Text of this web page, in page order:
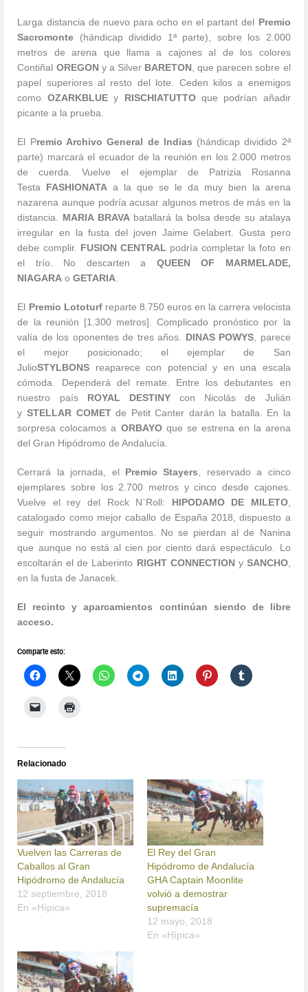
Larga distancia de nuevo para ocho en el partant del Premio
Sacromonte (hándicap dividido 1ª parte), sobre los 2.000
metros de arena que llama a cajones al de los colores
Contiñal OREGON y a Silver BARETON , que parecen sobre el
papel superiores al resto del lote. Ceden kilos a enemigos
como OZARKBLUEy RISCHIATUTTOque podrían añadir
picante a la prueba.
El Premio Archivo General de Indias (hándicap dividido 2ª
parte) marcará el ecuador de la reunión en los 2.000 metros
de cuerda. Vuelve el ejemplar de Patrizia Rosanna
Testa FASHIONATAa la que se le da muy bien la arena
nazarena aunque podría acusar algunos metros de más en la
distancia. MARIA BRAVAbatallará la bolsa desde su atalaya
irregular en la fusta del joven Jaime Gelabert. Gusta pero
debe complir. FUSION CENTRAL podría completar la foto en
el trío. No descarten a QUEEN OF MARMELADE,
NIAGARAo GETARIA
El Premio Lototurfreparte 8.750 euros en la carrera velocista
de la reunión [1.300 metros]. Complicado pronóstico por la
valía de los oponentes de tres años. DINAS POWYS , parece
el mejor posicionado; el ejemplar de San
JulioSTYLBONS reaparece con potencial y en una escala
cómoda. Dependerá del remate. Entre los debutantes en
nuestro paísROYAL DESTINYcon Nicolás de Julián
y STELLAR COMETde Petit Canter darán la batalla. En la
sorpresa colocamos a ORBAYOque se estrena en la arena
del Gran Hipódromo de Andalucía.
Cerrará la jornada, el Premio Stayers , reservado a cinco
ejemplares sobre los 2.700 metros y cinco desde cajones.
Vuelve el rey del Rock N`Roll: HIPODAMO DE MILETO,
catalogado como mejor caballo de España 2018, dispuesto a
seguir mostrando argumentos. No se pierdan al de Nanina
que aunque no está al cien por ciento dará espectáculo. Lo
escoltarán el de Laberinto RIGHT CONNECTION ySANCHO,
en la fusta de Janacek.
El recinto y aparcamientos continúan siendo de libre
acceso.
Comparte esto:
Relacionado
Vuelven las Carreras de
Caballos al Gran
Hipódromo de Andalucía
12 septiembre, 2018
En «Hípica»
El Rey del Gran
Hipódromo de Andalucía
GHA Captain Moonlite
volvió a demostrar
supremacía
12 mayo, 2018
En «Hípica»